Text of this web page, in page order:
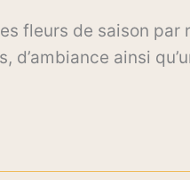
fleurs de saison
ainsi